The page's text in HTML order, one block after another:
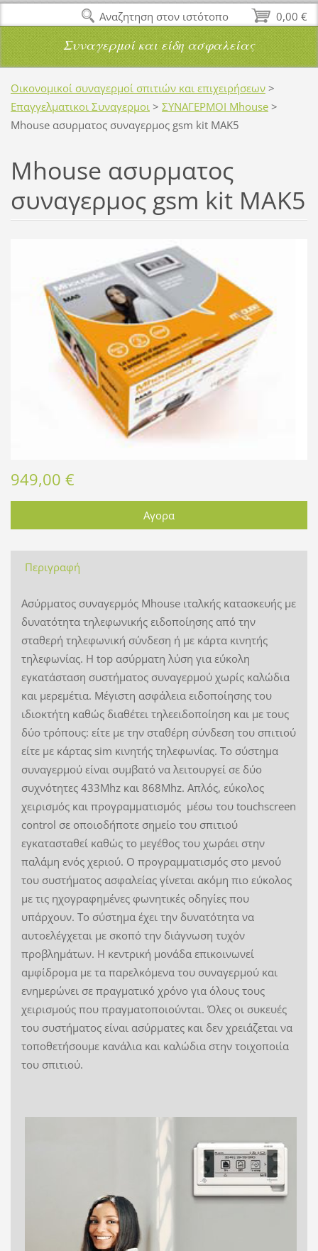
Συναγερμοί και είδη ασφαλείας
Οικονομικοί συναγερμοί σπιτιών και επιχειρήσεων >
Επαγγελματικοι Συναγερμοι > ΣΥΝΑΓΕΡΜΟΙ Mhouse >
Mhouse ασυρματος συναγερμος gsm kit MAK5
Mhouse ασυρματος
συναγερμος gsm kit MAK5
949,00 €
Περιγραφή
Ασύρματος συναγερμός Mhouse ιταλκής κατασκευής με
δυνατότητα τηλεφωνικής ειδοποίησης από την
σταθερή τηλεφωνική σύνδεση ή με κάρτα κινητής
τηλεφωνίας. Η top ασύρματη λύση για εύκολη
εγκατάσταση συστήματος συναγερμού χωρίς καλώδια
και μερεμέτια. Μέγιστη ασφάλεια ειδοποίησης του
ιδιοκτήτη καθώς διαθέτει τηλεειδοποίηση και με τους
δύο τρόπους: είτε με την σταθέρη σύνδεση του σπιτιού
είτε με κάρτας sim κινητής τηλεφωνίας. Το σύστημα
συναγερμού είναι συμβατό να λειτουργεί σε δύο
συχνότητες 433Mhz και 868Mhz. Απλός, εύκολος
χειρισμός και προγραμματισμός μέσω του touchscreen
control σε οποιοδήποτε σημείο του σπιτιού
εγκατασταθεί καθώς το μεγέθος του χωράει στην
παλάμη ενός χεριού. Ο προγραμματισμός στο μενού
του συστήματος ασφαλείας γίνεται ακόμη πιο εύκολος
με τις ηχογραφημένες φωνητικές οδηγίες που
υπάρχουν. Το σύστημα έχει την δυνατότητα να
αυτοελέγχεται με σκοπό την διάγνωση τυχόν
προβλημάτων. Η κεντρική μονάδα επικοινωνεί
αμφίδρομα με τα παρελκόμενα του συναγερμού και
ενημερώνει σε πραγματικό χρόνο για όλους τους
χειρισμούς που πραγματοποιούνται. Όλες οι συκευές
του συστήματος είναι ασύρματες και δεν χρειάζεται να
τοποθετήσουμε κανάλια και καλώδια στην τοιχοποιία
του σπιτιού.
0,00 €
Αναζητηση στον ιστότοπο